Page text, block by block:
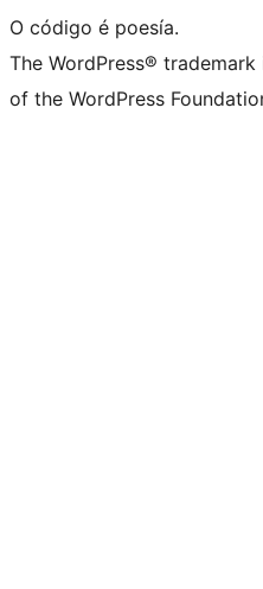
O código é poesía.
The WordPress®
of the WordPress